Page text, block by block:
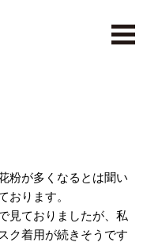
粉が多くなるとは聞い
おります。
見ておりましたが、私
ク着用が続きそうです